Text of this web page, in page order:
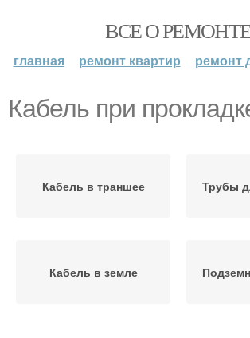
ВСЕ О
главная ремонт квартир ремонт
Кабель при
Кабель в траншее Трубы
Кабель в земле